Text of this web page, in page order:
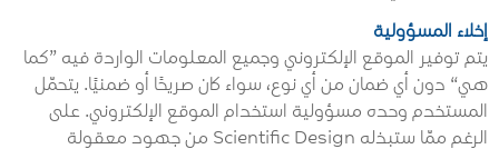
إخلاء المسؤولية
يتم توفير الموقع الإلكتروني وجميع المعلومات الواردة فيه ”كما
هي“ دون أي ضمان من أي نوع، سواء كان صريحًا أو ضمنيًا. يتحمّل
المستخدم وحده مسؤولية استخدام الموقع الإلكتروني. على
الرغم ممّا ستبذله Scientific Design من جهود معقولة